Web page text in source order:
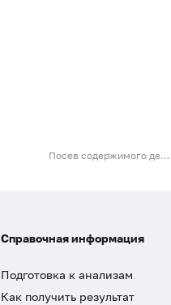
Посев содержимого десневого кармана на аэробную и факультативно-анаэробную флору
Справочная информация
Подготовка к анализам
Как получить результат